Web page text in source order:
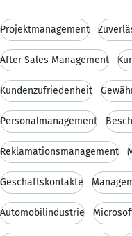
Projektmanagement
After Sales Management
Kundenzufriedenheit
Personalmanagement
Reklamationsmanagement
Geschäftskontakte
Automobilindustrie